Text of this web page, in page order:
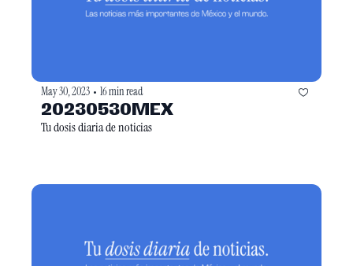
May 30, 2023 • 16 min read
20230530MEX
Tu dosis diaria de noticias